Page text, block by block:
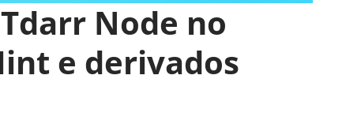
Node no
e derivados